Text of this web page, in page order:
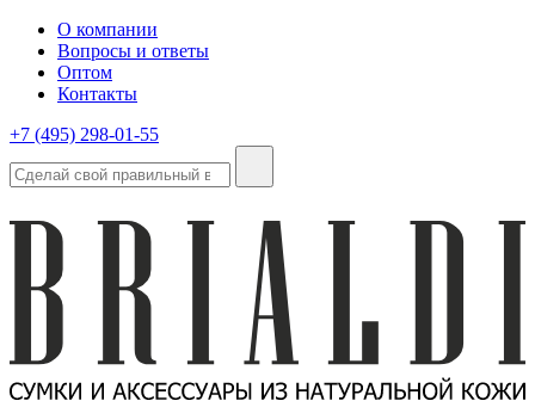
О компании
Вопросы и ответы
Оптом
Контакты
+7 (495) 298-01-55